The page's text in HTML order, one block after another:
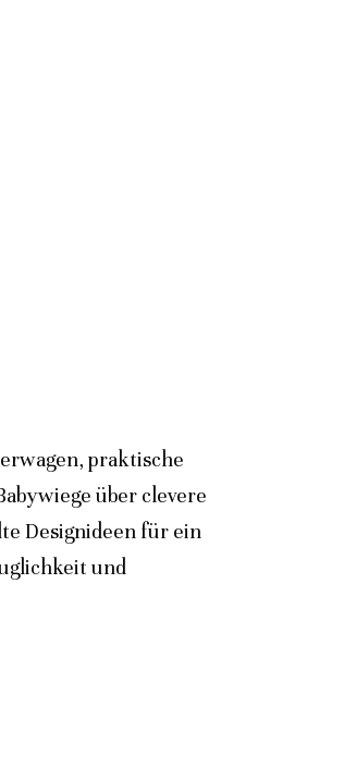
praktische
über clevere
Designideen für ein
und